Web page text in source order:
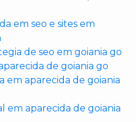
em seo e sites em
de seo em goiania go
de goiania go
em aparecida de goiania
em aparecida de goiania